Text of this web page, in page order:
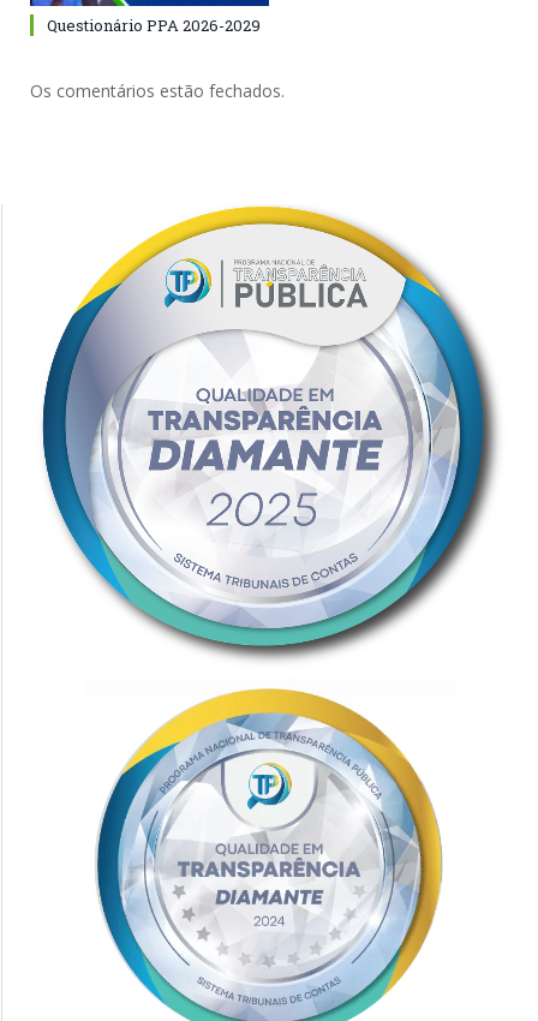
Questionário PPA 2026-2029
Os comentários estão fechados.